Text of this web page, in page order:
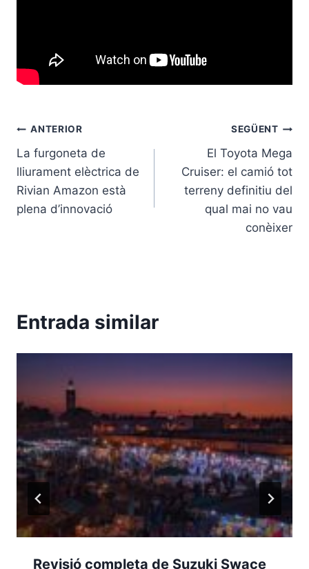
Navegació
d'entrades
ANTERIOR
La furgoneta de
lliurament elèctrica de
Rivian Amazon està
plena d’innovació
SEGÜENT
El Toyota Mega
Cruiser: el camió tot
terreny definitiu del
qual mai no vau
conèixer
Entrada similar
Revisió completa de Suzuki Swace